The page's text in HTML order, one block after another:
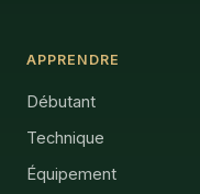
APPRENDRE
Débutant
Technique
Équipement